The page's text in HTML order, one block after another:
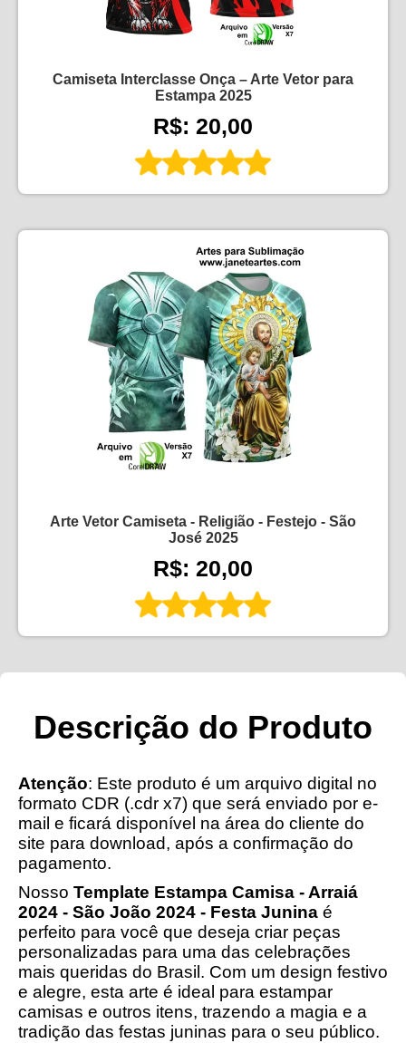
Camiseta Interclasse Onça – Arte Vetor para
Estampa 2025
R$: 20,00
Arte Vetor Camiseta - Religião - Festejo - São
José 2025
R$: 20,00
Descrição do Produto
Atenção: Este produto é um arquivo digital no
formato CDR (.cdr x7) que será enviado por e-
mail e ficará disponível na área do cliente do
site para download, após a confirmação do
pagamento.
Nosso Template Estampa Camisa - Arraiá
2024 - São João 2024 - Festa Junina é
perfeito para você que deseja criar peças
personalizadas para uma das celebrações
mais queridas do Brasil. Com um design festivo
e alegre, esta arte é ideal para estampar
camisas e outros itens, trazendo a magia e a
tradição das festas juninas para o seu público.